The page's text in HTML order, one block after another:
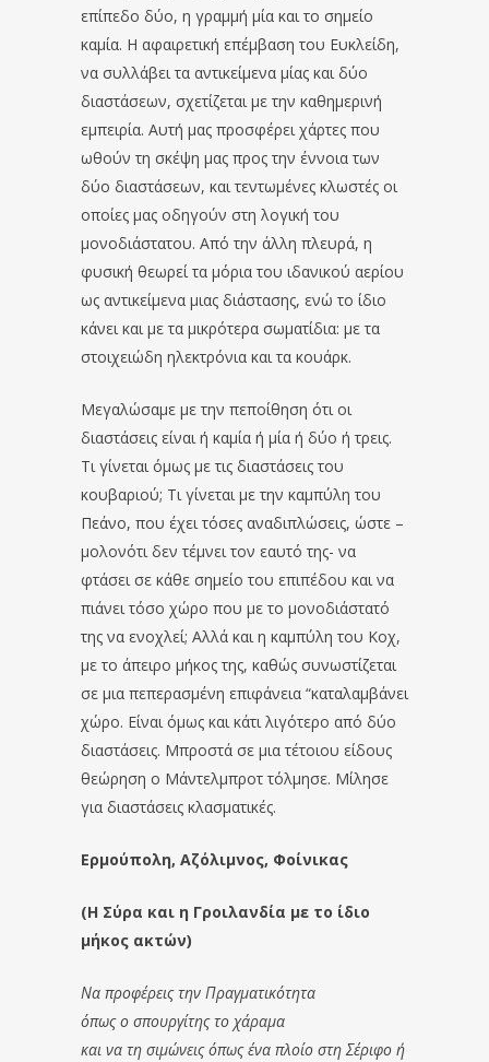
επίπεδο δύο, η γραμμή μία και το σημείο
καμία. Η αφαιρετική επέμβαση του Ευκλείδη,
να συλλάβει τα αντικείμενα μίας και δύο
διαστάσεων, σχετίζεται με την καθημερινή
εμπειρία. Αυτή μας προσφέρει χάρτες που
ωθούν τη σκέψη μας προς την έννοια των
δύο διαστάσεων, και τεντωμένες κλωστές οι
οποίες μας οδηγούν στη λογική του
μονοδιάστατου. Από την άλλη πλευρά, η
φυσική θεωρεί τα μόρια του ιδανικού αερίου
ως αντικείμενα μιας διάστασης, ενώ το ίδιο
κάνει και με τα μικρότερα σωματίδια: με τα
στοιχειώδη ηλεκτρόνια και τα κουάρκ.
Μεγαλώσαμε με την πεποίθηση ότι οι
διαστάσεις είναι ή καμία ή μία ή δύο ή τρεις.
Τι γίνεται όμως με τις διαστάσεις του
κουβαριού; Τι γίνεται με την καμπύλη του
Πεάνο, που έχει τόσες αναδιπλώσεις, ώστε –
μολονότι δεν τέμνει τον εαυτό της- να
φτάσει σε κάθε σημείο του επιπέδου και να
πιάνει τόσο χώρο που με το μονοδιάστατό
της να ενοχλεί; Αλλά και η καμπύλη του Κοχ,
με το άπειρο μήκος της, καθώς συνωστίζεται
σε μια πεπερασμένη επιφάνεια “καταλαμβάνει
χώρο. Είναι όμως και κάτι λιγότερο από δύο
διαστάσεις. Μπροστά σε μια τέτοιου είδους
θεώρηση ο Μάντελμπροτ τόλμησε. Μίλησε
για διαστάσεις κλασματικές.
Ερμούπολη, Αζόλιμνος, Φοίνικας
(Η Σύρα και η Γροιλανδία με το ίδιο
μήκος ακτών)
Να προφέρεις την Πραγματικότητα
όπως ο σπουργίτης το χάραμα
και να τη σιμώνεις όπως ένα πλοίο στη Σέριφο ή